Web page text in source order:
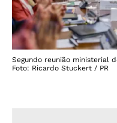
Segundo reunião ministerial
Foto: Ricardo Stuckert / PR